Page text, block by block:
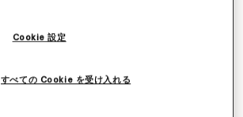
Cookie 設定
すべての Cookie を受け入れる